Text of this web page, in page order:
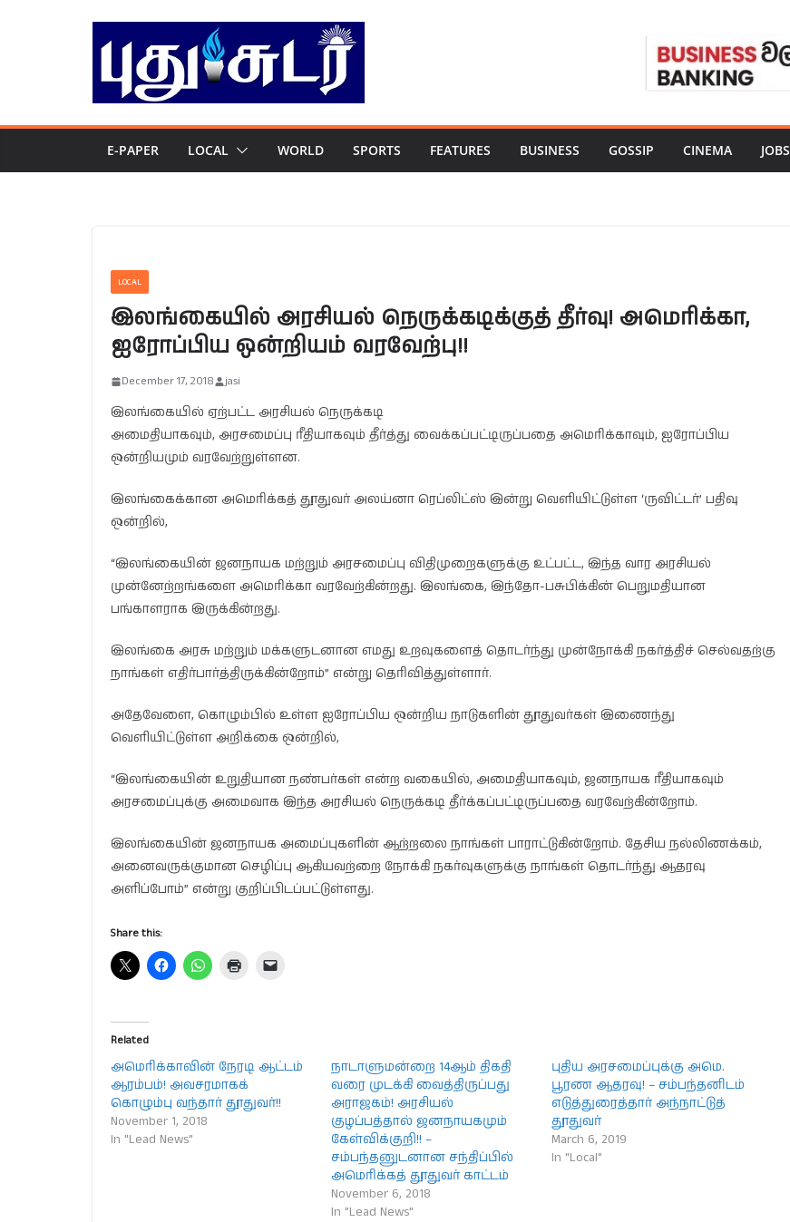
E-PAPER LOCAL WORLD SPORTS FEATURES BUSINESS GOSSIP CINEMA JOBS
LOCAL
இலங்கையில் அரசியல் நெருக்கடிக்குத் தீர்வு! அமெரிக்கா,
ஐரோப்பிய ஒன்றியம் வரவேற்பு!!
December 17, 2018 jasi
இலங்கையில் ஏற்பட்ட அரசியல் நெருக்கடி
அமைதியாகவும், அரசமைப்பு ரீதியாகவும் தீர்த்து வைக்கப்பட்டிருப்பதை அமெரிக்காவும், ஐரோப்பிய
ஒன்றியமும் வரவேற்றுள்ளன.
இலங்கைக்கான அமெரிக்கத் தூதுவர் அலய்னா ரெப்லிட்ஸ் இன்று வெளியிட்டுள்ள ‘ருவிட்டர்’ பதிவு
ஒன்றில்,
“இலங்கையின் ஜனநாயக மற்றும் அரசமைப்பு விதிமுறைகளுக்கு உட்பட்ட, இந்த வார அரசியல்
முன்னேற்றங்களை அமெரிக்கா வரவேற்கின்றது. இலங்கை, இந்தோ-பசுபிக்கின் பெறுமதியான
பங்காளராக இருக்கின்றது.
இலங்கை அரசு மற்றும் மக்களுடனான எமது உறவுகளைத் தொடர்ந்து முன்நோக்கி நகர்த்திச் செல்வதற்கு
நாங்கள் எதிர்பார்த்திருக்கின்றோம்” என்று தெரிவித்துள்ளார்.
அதேவேளை, கொழும்பில் உள்ள ஐரோப்பிய ஒன்றிய நாடுகளின் தூதுவர்கள் இணைந்து
வெளியிட்டுள்ள அறிக்கை ஒன்றில்,
“இலங்கையின் உறுதியான நண்பர்கள் என்ற வகையில், அமைதியாகவும், ஜனநாயக ரீதியாகவும்
அரசமைப்புக்கு அமைவாக இந்த அரசியல் நெருக்கடி தீர்க்கப்பட்டிருப்பதை வரவேற்கின்றோம்.
இலங்கையின் ஜனநாயக அமைப்புகளின் ஆற்றலை நாங்கள் பாராட்டுகின்றோம். தேசிய நல்லிணக்கம்,
அனைவருக்குமான செழிப்பு ஆகியவற்றை நோக்கி நகர்வுகளுக்கு நாங்கள் தொடர்ந்து ஆதரவு
அளிப்போம்” என்று குறிப்பிடப்பட்டுள்ளது.
Share this:
Related
அமெரிக்காவின் நேரடி ஆட்டம்
ஆரம்பம்! அவசரமாகக்
கொழும்பு வந்தார் தூதுவர்!!
November 1, 2018
In "Lead News"
நாடாளுமன்றை 14ஆம் திகதி
வரை முடக்கி வைத்திருப்பது
அராஜகம்! அரசியல்
குழப்பத்தால் ஜனநாயகமும்
கேள்விக்குறி!! –
சம்பந்தனுடனான சந்திப்பில்
அமெரிக்கத் தூதுவர் காட்டம்
November 6, 2018
In "Lead News"
புதிய அரசமைப்புக்கு அமெ.
பூரண ஆதரவு! – சம்பந்தனிடம்
எடுத்துரைத்தார் அந்நாட்டுத்
தூதுவர்
March 6, 2019
In "Local"